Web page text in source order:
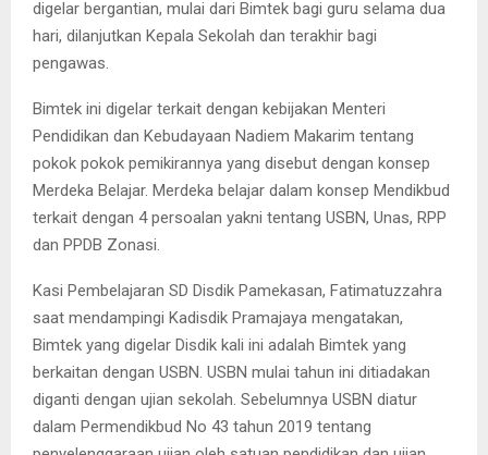
digelar bergantian, mulai dari Bimtek bagi guru selama dua
hari, dilanjutkan Kepala Sekolah dan terakhir bagi
pengawas.
Bimtek ini digelar terkait dengan kebijakan Menteri
Pendidikan dan Kebudayaan Nadiem Makarim tentang
pokok pokok pemikirannya yang disebut dengan konsep
Merdeka Belajar. Merdeka belajar dalam konsep Mendikbud
terkait dengan 4 persoalan yakni tentang USBN, Unas, RPP
dan PPDB Zonasi.
Kasi Pembelajaran SD Disdik Pamekasan, Fatimatuzzahra
saat mendampingi Kadisdik Pramajaya mengatakan,
Bimtek yang digelar Disdik kali ini adalah Bimtek yang
berkaitan dengan USBN. USBN mulai tahun ini ditiadakan
diganti dengan ujian sekolah. Sebelumnya USBN diatur
dalam Permendikbud No 43 tahun 2019 tentang